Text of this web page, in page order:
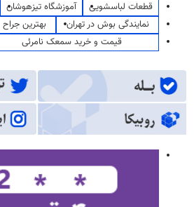
قطعات لباسشویی
آموزشگاه تیزهوشان
نمایندگی بوش در تهران
بهترین جراح
قیمت و خرید سمعک نامرئی